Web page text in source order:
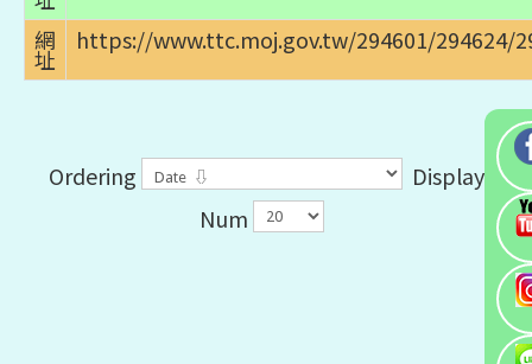
網
址
https://www.ttc.moj.gov.tw/294601/294624/
Ordering
Display
Num